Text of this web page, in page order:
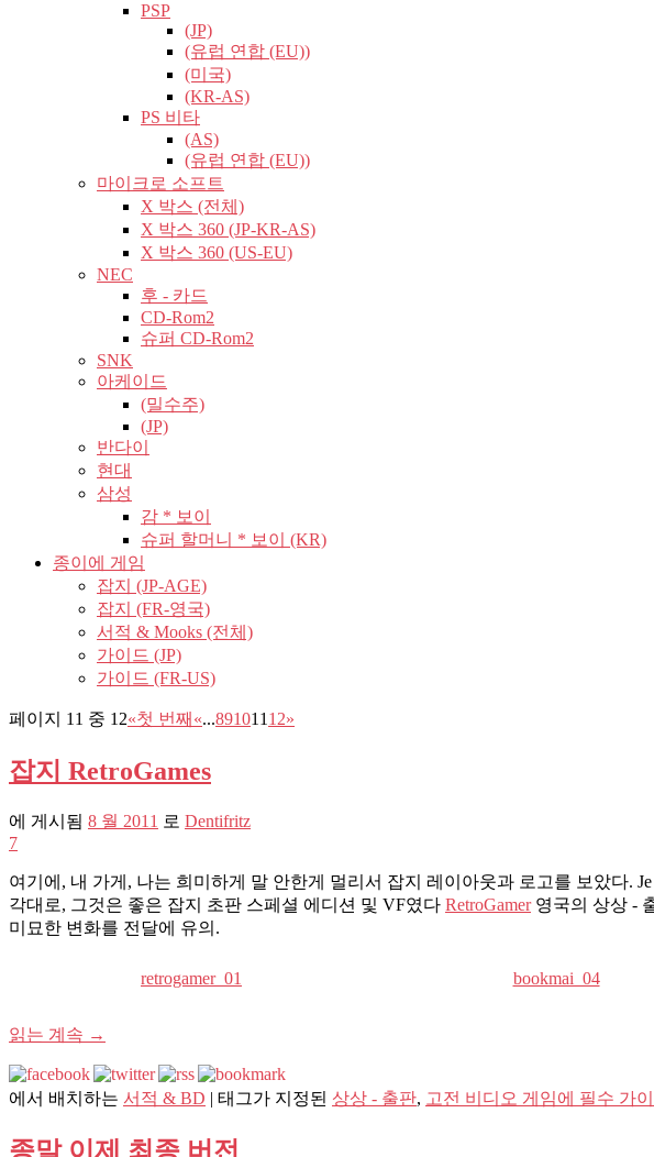
PSP
(JP)
(유럽​​ 연합 (EU))
(미국)
(KR-AS)
PS 비타
(AS)
(유럽​​ 연합 (EU))
마이크로 소프트
X 박스 (전체)
X 박스 360 (JP-KR-AS)
X 박스 360 (US-EU)
NEC
후 - 카드
CD-Rom2
슈퍼 CD-Rom2
SNK
아케이드
(밀수주)
(JP)
반다이
현대
삼성
감 * 보이
슈퍼 할머니 * 보이 (KR)
종이에 게임
잡지 (JP-AGE)
잡지 (FR-영국)
서적 & Mooks (전체)
가이드 (JP)
가이드 (FR-US)
페이지 11 중 12«첫 번째 «...891011 12»
잡지 RetroGames
에 게시됨 8 월 2011 로 Dentifritz
7
여기에, 내 가게, 나는 희미하게 말 안한게 멀리서 잡지 레이아웃과 로고를 보았다.
각대로, 그것은 좋은 잡지 초판 스페셜 에디션 및 VF였다 RetroGamer영국의 상상 -
미묘한 변화를 전달에 유의.
retrogamer_01 bookmai_04
읽는 계속 →
에서 배치하는 서적 & BD | 태그가 지정된 상상 - 출판, 고전 비디오 게임에 필수 가
종말 이제 최종 버전